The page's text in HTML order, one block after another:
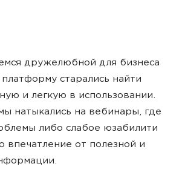
дружелюбной для бизнеса
старались найти
и легкую в использовании.
натыкались на вебинары, где
либо слабое юзабилити
впечатление от полезной и